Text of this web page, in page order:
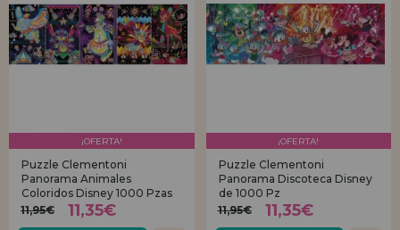
¡OFERTA!
Puzzle Clementoni
Panorama Animales
Coloridos Disney 1000 Pzas
11,95€
11,35€
¡OFERTA!
Puzzle Clementoni
Panorama Discoteca Disney
de 1000 Pz
11,95€
11,35€